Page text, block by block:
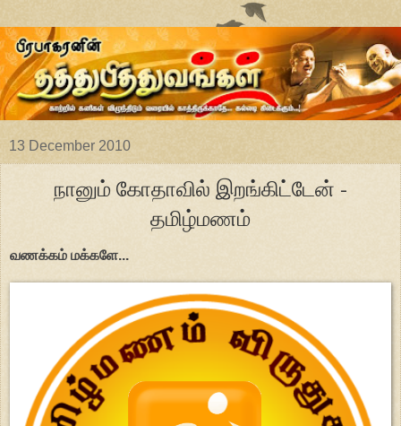
13 December 2010
நானும் கோதாவில் இறங்கிட்டேன் -
தமிழ்மணம்
வணக்கம் மக்களே...